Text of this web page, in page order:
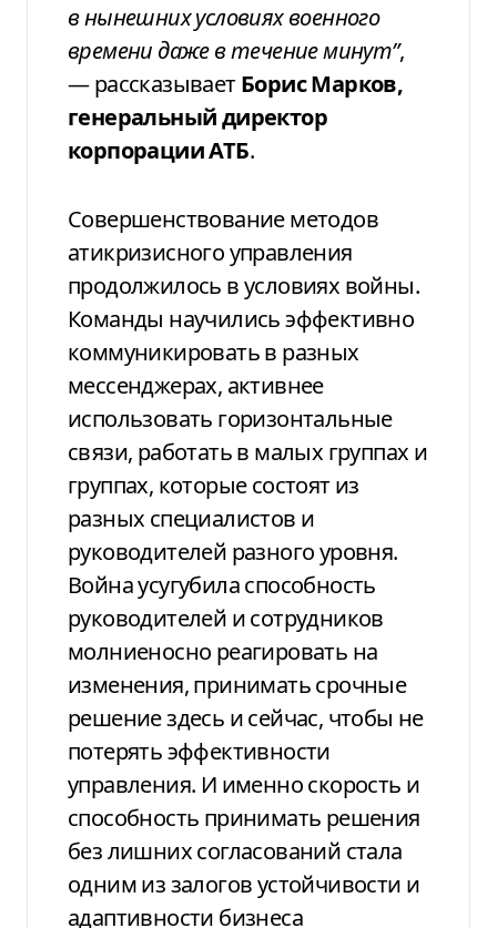
внынешних условиях военного
времени дажев течение минут”,
— рассказываетБорисМарков,
генеральный директор
корпорацииАТБ.
Совершенствование методов
атикризисного управления
продолжилось в условиях войны.
Команды научилисьэффективно
коммуникировать в разных
мессенджерах, активнее
использовать горизонтальные
связи, работать в малых группах и
группах, которые состоятиз
разных специалистов и
руководителей разного уровня.
Война усугубила способность
руководителей и сотрудников
молниеносно реагировать на
изменения, принимать срочные
решение здесь и сейчас, чтобы не
потерятьэффективности
управления. И именно скорость и
способность принимать решения
безлишних согласований стала
одним из залоговустойчивости и
адаптивности бизнеса